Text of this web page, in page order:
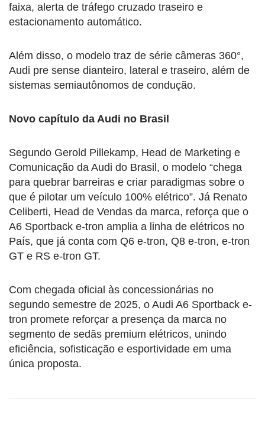
faixa, alerta de tráfego cruzado traseiro e
estacionamento automático.
Além disso, o modelo traz de série câmeras 360°,
Audi pre sense dianteiro, lateral e traseiro, além de
sistemas semiautônomos de condução.
Novo capítulo da Audi no Brasil
Segundo Gerold Pillekamp, Head de Marketing e
Comunicação da Audi do Brasil, o modelo “chega
para quebrar barreiras e criar paradigmas sobre o
que é pilotar um veículo 100% elétrico”. Já Renato
Celiberti, Head de Vendas da marca, reforça que o
A6 Sportback e-tron amplia a linha de elétricos no
País, que já conta com Q6 e-tron, Q8 e-tron, e-tron
GT e RS e-tron GT.
Com chegada oficial às concessionárias no
segundo semestre de 2025, o Audi A6 Sportback e-
tron promete reforçar a presença da marca no
segmento de sedãs premium elétricos, unindo
eficiência, sofisticação e esportividade em uma
única proposta.